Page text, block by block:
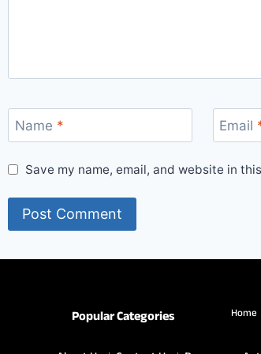
Name * Email
Save my name, email, and website in
Popular Categories Home